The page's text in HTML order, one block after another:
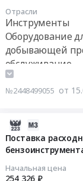
Отрасли
Инструменты
Оборудование
добывающей
обслуживание
Очистное и
материалы,
Промышленные
обслуживание
№2448499055 от
Поставка
Начальная цена
254 326 ₽